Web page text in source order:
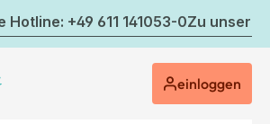
Hotline: +49 611 141053-0Zu
einloggen